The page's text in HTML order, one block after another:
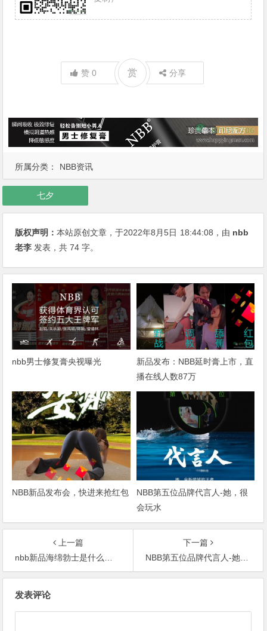
赞0 赏 分享
所属分类： NBB资讯
七夕
版权声明：本站原创文章，于2022年8月5日 18:44:08 ，由 nbb
老李 发表，共 74 字。
nbb男士修复膏央视曝光
新品发布：NBB延时膏上市，直
播在线人数87万
NBB新品发布会，快进来抢红包
NBB第五位品牌代言人-她，很
会玩水
上一篇
nbb新品海绵勃士是什么，海绵博士适合什么人群？
下一篇
NBB第五位品牌代言人-她，很会玩水
发表评论